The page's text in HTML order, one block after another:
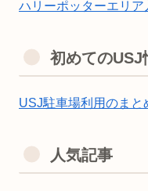
ハリーポッターエリ
初めてのUSJ
USJ駐車場利用のまと
人気記事